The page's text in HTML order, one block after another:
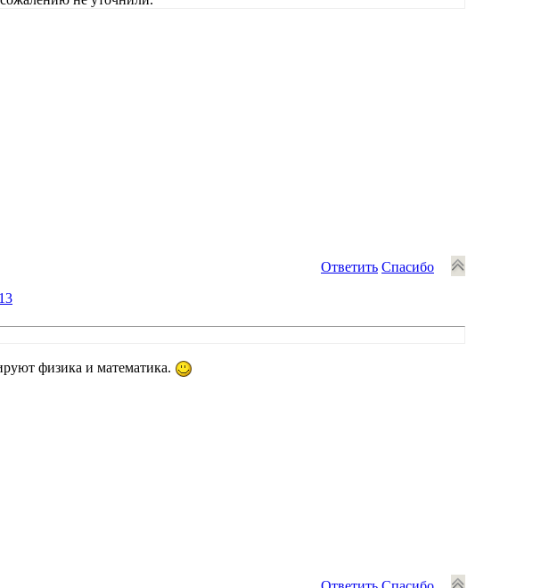
Ответить Спасибо
физика и математика.